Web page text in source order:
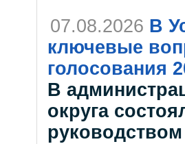
07.08.2026 В
ключевые
голосования
В
округа